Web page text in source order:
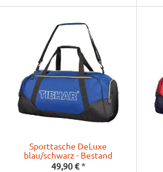
Sporttasche DeLuxe
blau/schwarz - Bestand
49,90 €*